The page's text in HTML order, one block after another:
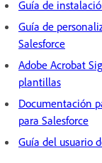
Guía de
Guía de
Salesforce
Adobe Acrobat
plantillas
Documentación
para Salesforce
Guía del usuario